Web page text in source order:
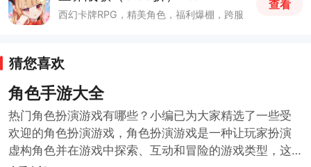
西幻卡牌RPG，精美角色，福利爆棚，跨服
查看
猜您喜欢
角色手游大全
热门角色扮演游戏有哪些？小编已为大家精选了一些受
欢迎的角色扮演游戏，角色扮演游戏是一种让玩家扮演
虚构角色并在游戏中探索、互动和冒险的游戏类型，这